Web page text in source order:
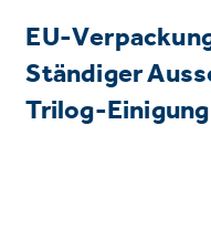
EU-
Ständiger
Trilog-Einigung